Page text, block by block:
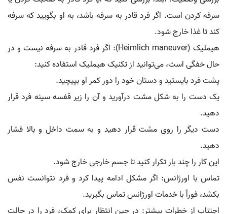
سرفه کردن است. اگر فرد قادر به سرفه باشد، به او بگویید که سرفه
کند تا غذا خارج شود.
هیملیک (Heimlich maneuver): اگر فرد قادر به سرفه نیست و در
حال خفگی است، می‌توانید از تکنیک هیملیک استفاده کنید:
پشت فرد بایستید و دستان خود را دور کمر او بپیچید.
یک دست را به شکل مشت درآورید و آن را زیر قفسه سینه فرد قرار
دهید.
دست دیگر را روی مشت قرار دهید و به سمت داخل و بالا فشار
دهید.
این کار را چند بار تکرار کنید تا جسم خارجی خارج شود.
تماس با اورژانس: اگر مشکل ادامه پیدا کرد و فرد نتوانست نفس
بکشد، فوراً با خدمات اورژانس تماس بگیرید.
اجتناب از خطرات بیشتر: در حین انتظار برای کمک، فرد را در حالت